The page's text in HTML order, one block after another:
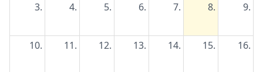
3. 4. 5. 6. 7. 8. 9.
10. 11. 12. 13. 14. 15. 16.